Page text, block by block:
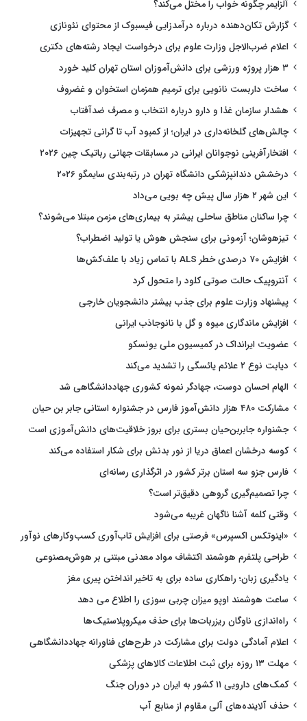
آلزایمر چگونه خواب را مختل می‌کند؟
گزارش تکان‌دهنده درباره درآمدزایی فیسبوک از محتوای نئونازی
اعلام ضرب‌الاجل وزارت علوم برای درخواست ایجاد رشته‌های دکتری
۳ هزار پروژه ورزشی برای دانش‌آموزان استان تهران کلید خورد
ساخت داربست نانویی برای ترمیم همزمان استخوان و غضروف
هشدار سازمان غذا و دارو درباره انتخاب و مصرف ضدآفتاب
چالش‌های گلخانه‌داری در ایران؛ از کمبود آب تا گرانی تجهیزات
افتخارآفرینی نوجوانان ایرانی در مسابقات جهانی رباتیک چین ۲۰۲۶
درخشش دندانپزشکی دانشگاه تهران در رتبه‌بندی سایمگو ۲۰۲۶
این شهر ۲ هزار سال پیش چه بویی می‌داد
چرا ساکنان مناطق ساحلی بیشتر به بیماری‌های مزمن مبتلا می‌شوند؟
تیزهوشان؛ آزمونی برای سنجش هوش یا تولید اضطراب؟
افزایش ۷۰ درصدی خطر ALS با تماس زیاد با علف‌کش‌ها
آنتروپیک حالت صوتی کلود را متحول کرد
پیشنهاد وزارت علوم برای جذب بیشتر دانشجویان خارجی
افزایش ماندگاری میوه و گل با نانوجاذب ایرانی
عضویت ایرانداک در کمیسیون ملی یونسکو
دیابت نوع ۲ علائم یائسگی را تشدید می‌کند
الهام احسان دوست، جهادگر نمونه کشوری جهاددانشگاهی شد
مشارکت ۴۸۰ هزار دانش‌آموز فارس در جشنواره استانی جابر بن حیان
جشنواره جابربن‌حیان بستری برای بروز خلاقیت‌های دانش‌آموزی است
کوسه درخشان اعماق دریا از نور بدنش برای شکار استفاده می‌کند
فارس جزو سه استان برتر کشور در اثرگذاری رسانه‌ای
چرا تصمیم‌گیری گروهی دقیق‌تر است؟
وقتی کلمه آشنا ناگهان غریبه می‌شود
«اینوتکس اکسپرس» فرصتی برای افزایش تاب‌آوری کسب‌وکارهای نوآور
طراحی پلتفرم هوشمند اکتشاف مواد معدنی مبتنی بر هوش‌مصنوعی
یادگیری زبان؛ راهکاری ساده برای به تاخیر انداختن پیری مغز
ساعت هوشمند اوپو میزان چربی سوزی را اطلاع می دهد
راه‌اندازی ناوگان ریزربات‌ها برای حذف میکروپلاستیک‌ها
اعلام آمادگی دولت برای مشارکت در طرح‌های فناورانه جهاددانشگاهی
مهلت ۱۳ روزه برای ثبت اطلاعات کالاهای پزشکی
کمک‌های دارویی ۱۱ کشور به ایران در دوران جنگ
حذف آلاینده‌های آلی مقاوم از منابع آب